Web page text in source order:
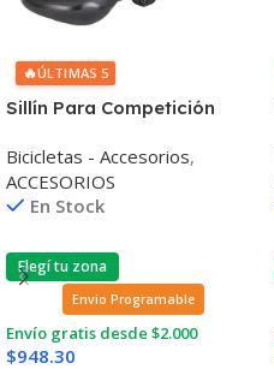
🔥ÚLTIMAS 5
Sillín Para Competición
Transpirable
Bicicletas - Accesorios,
ACCESORIOS
En Stock
Elegí tu zona
Envio Programable
Envío gratis desde $2.000
$948.30